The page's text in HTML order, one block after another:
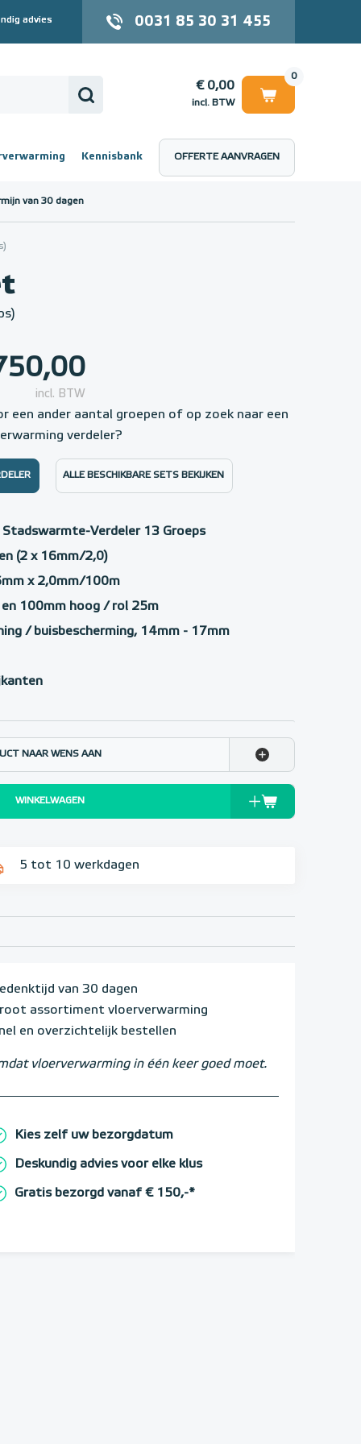
advies 0031 85 30 31 455
0
€ 0,00
incl. BTW
€ 0,00
Kennisbank OFFERTE AANVRAGEN
van 30 dagen
incl. BTW
een ander aantal groepen of op zoek naar een
verdeler?
ALLE BESCHIKBARE SETS BEKIJKEN
Verdeler 13 Groeps
(2 x 16mm/2,0)
x 2,0mm/100m
100mm hoog / rol 25m
/ buisbescherming, 14mm - 17mm
NAAR WENS AAN
WINKELWAGEN
5 tot 10 werkdagen
van 30 dagen
assortiment vloerverwarming
en overzichtelijk bestellen
vloerverwarming in één keer goed moet.
Kies zelf uw bezorgdatum
Deskundig advies voor elke klus
Gratis bezorgd vanaf € 150,-*